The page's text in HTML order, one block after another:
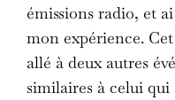
émissions radio, et
mon expérience.
allé à deux autres
similaires à celui qui